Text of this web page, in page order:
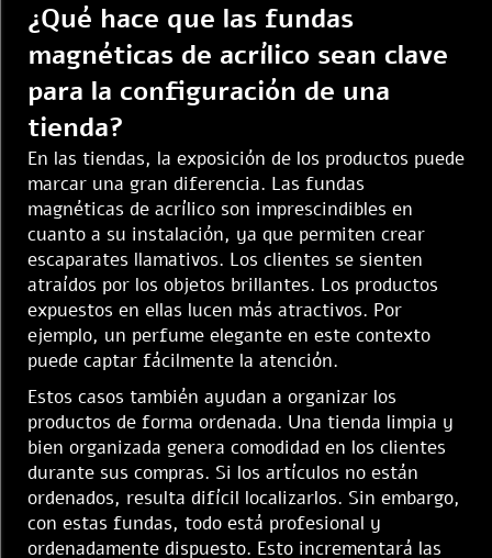
¿Qué hace que las fundas
magnéticas de acrílico sean clave
para la configuración de una
tienda?
En las tiendas, la exposición de los productos puede
marcar una gran diferencia. Las fundas
magnéticas de acrílico son imprescindibles en
cuanto a su instalación, ya que permiten crear
escaparates llamativos. Los clientes se sienten
atraídos por los objetos brillantes. Los productos
expuestos en ellas lucen más atractivos. Por
ejemplo, un perfume elegante en este contexto
puede captar fácilmente la atención.
Estos casos también ayudan a organizar los
productos de forma ordenada. Una tienda limpia y
bien organizada genera comodidad en los clientes
durante sus compras. Si los artículos no están
ordenados, resulta difícil localizarlos. Sin embargo,
con estas fundas, todo está profesional y
ordenadamente dispuesto. Esto incrementará las